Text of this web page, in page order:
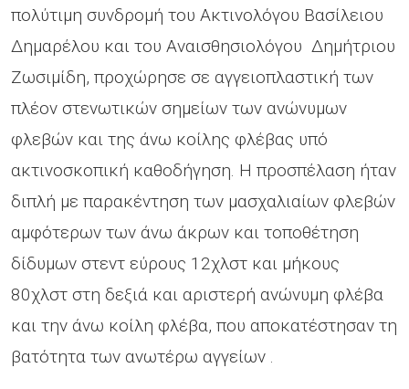
πολύτιμη συνδρομή του Ακτινολόγου Βασίλειου
Δημαρέλου και του Αναισθησιολόγου Δημήτριου
Ζωσιμίδη, προχώρησε σε αγγειοπλαστική των
πλέον στενωτικών σημείων των ανώνυμων
φλεβών και της άνω κοίλης φλέβας υπό
ακτινοσκοπική καθοδήγηση. Η προσπέλαση ήταν
διπλή με παρακέντηση των μασχαλιαίων φλεβών
αμφότερων των άνω άκρων και τοποθέτηση
δίδυμων στεντ εύρους 12χλστ και μήκους
80χλστ στη δεξιά και αριστερή ανώνυμη φλέβα
και την άνω κοίλη φλέβα, που αποκατέστησαν τη
βατότητα των ανωτέρω αγγείων .